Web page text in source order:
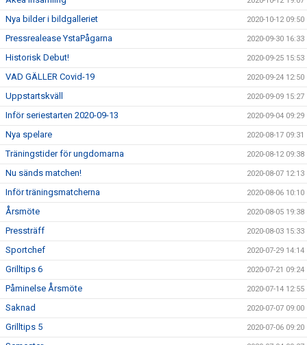
Nya bilder i bildgalleriet 2020-10-12 09:50
Pressrealease YstaPågarna 2020-09-30 16:33
Historisk Debut! 2020-09-25 15:53
VAD GÄLLER Covid-19 2020-09-24 12:50
Uppstartskväll 2020-09-09 15:27
Inför seriestarten 2020-09-13 2020-09-04 09:29
Nya spelare 2020-08-17 09:31
Träningstider för ungdomarna 2020-08-12 09:38
Nu sänds matchen! 2020-08-07 12:13
Inför träningsmatcherna 2020-08-06 10:10
Årsmöte 2020-08-05 19:38
Pressträff 2020-08-03 15:33
Sportchef 2020-07-29 14:14
Grilltips 6 2020-07-21 09:24
Påminelse Årsmöte 2020-07-14 12:55
Saknad 2020-07-07 09:00
Grilltips 5 2020-07-06 09:20